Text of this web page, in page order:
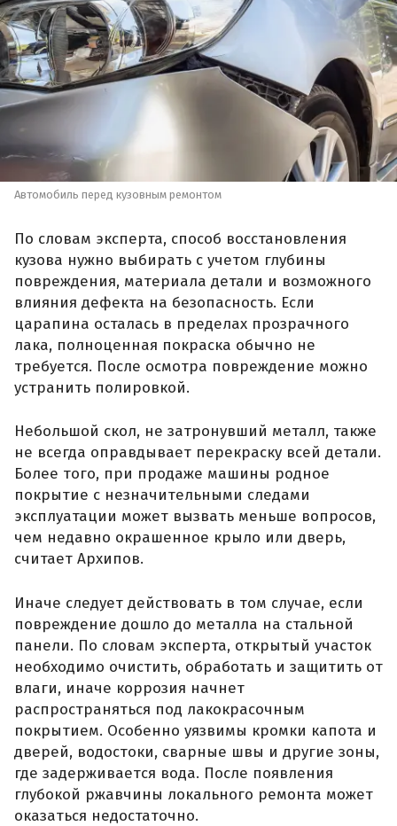
Автомобиль перед кузовным ремонтом
По словам эксперта, способ восстановления
кузова нужно выбирать с учетом глубины
повреждения, материала детали и возможного
влияния дефекта на безопасность. Если
царапина осталась в пределах прозрачного
лака, полноценная покраска обычно не
требуется. После осмотра повреждение можно
устранить полировкой.
Небольшой скол, не затронувший металл, также
не всегда оправдывает перекраску всей детали.
Более того, при продаже машины родное
покрытие с незначительными следами
эксплуатации может вызвать меньше вопросов,
чем недавно окрашенное крыло или дверь,
считает Архипов.
Иначе следует действовать в том случае, если
повреждение дошло до металла на стальной
панели. По словам эксперта, открытый участок
необходимо очистить, обработать и защитить от
влаги, иначе коррозия начнет
распространяться под лакокрасочным
покрытием. Особенно уязвимы кромки капота и
дверей, водостоки, сварные швы и другие зоны,
где задерживается вода. После появления
глубокой ржавчины локального ремонта может
оказаться недостаточно.